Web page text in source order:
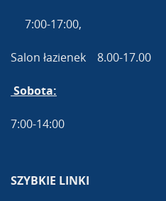
7:00-17:00,
Salon łazienek 8.00-17.00
Sobota:
7:00-14:00
SZYBKIE LINKI